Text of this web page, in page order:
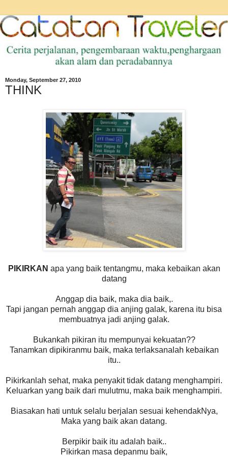
Monday, September 27, 2010
THINK
PIKIRKAN apa yang baik tentangmu, maka kebaikan akan
datang
Anggap dia baik, maka dia baik,.
Tapi jangan pernah anggap dia anjing galak, karena itu bisa
membuatnya jadi anjing galak.
Bukankah pikiran itu mempunyai kekuatan??
Tanamkan dipikiranmu baik, maka terlaksanalah kebaikan
itu..
Pikirkanlah sehat, maka penyakit tidak datang menghampiri.
Keluarkan yang baik dari mulutmu, maka baik menghampiri.
Biasakan hati untuk selalu berjalan sesuai kehendakNya,
Maka yang baik akan datang.
Berpikir baik itu adalah baik..
Pikirkan masa depanmu baik,